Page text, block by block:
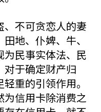
、不可贪恋人的妻
地、仆婢、牛、
民事实体法、民
对于确定财产归
重的引领作用。
信用卡除消费之